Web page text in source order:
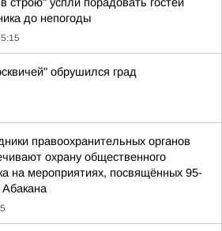
до непогоды
обрушился град
правоохранительных органов
охрану общественного
на мероприятиях, посвящённых 95-